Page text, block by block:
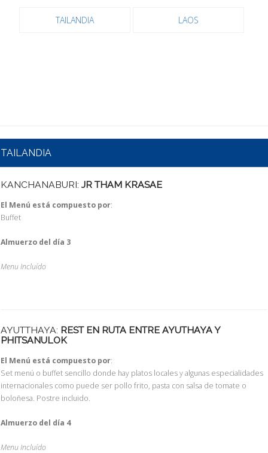
TAILANDIA LAOS
TAILANDIA
KANCHANABURI: JR THAM KRASAE
El Menú está compuesto por:
Buffet
Almuerzo del día 3
Menu Incluído
AYUTTHAYA: REST EN RUTA ENTRE AYUTHAYA Y
PHITSANULOK
El Menú está compuesto por:
Set menú o buffet sencillo donde hay platos locales y algunas especialidades
internacionales como puede ser pollo frito, pasta con salsa de tomate o
boloñesa. Postre incluido.
Almuerzo del día 4
Menu Incluído